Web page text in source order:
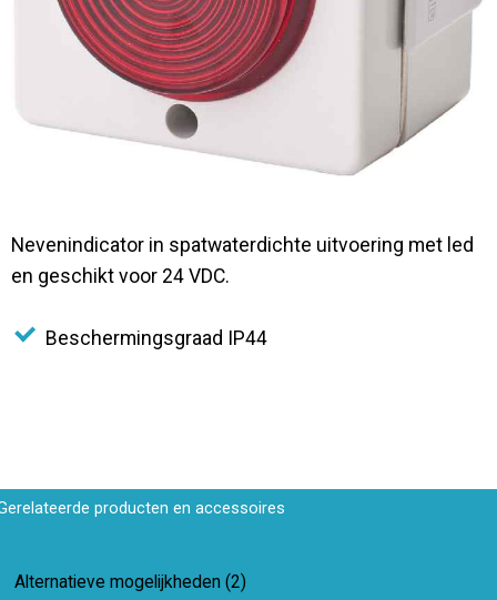
Nevenindicator in spatwaterdichte uitvoering met led
en geschikt voor 24 VDC.
Beschermingsgraad IP44
producten en accessoires
Alternatieve mogelijkheden (2)